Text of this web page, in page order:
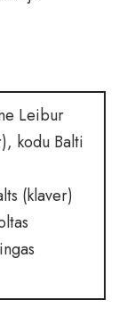
Leibur
kodu Balti
(klaver)